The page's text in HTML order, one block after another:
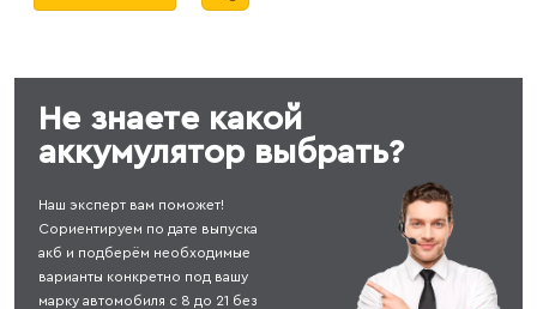
Не знаете какой
аккумулятор выбрать?
Наш эксперт вам поможет!
Сориентируем по дате выпуска
акб и подберём необходимые
варианты конкретно под вашу
марку автомобиля с 8 до 21 без